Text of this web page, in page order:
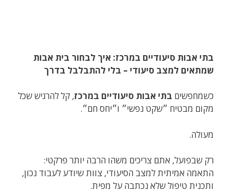
בתי אבות סיעודיים במרכז: איך לבחור בית אבות
שמתאים למצב סיעודי – בלי להתבלבל בדרך
כשמחפשים בתי אבות סיעודיים במרכז, קל להרגיש שכל
מקום מבטיח ״שקט נפשי״ ו״יחס חם״.
מעולה.
רק שבפועל, אתם צריכים משהו הרבה יותר פרקטי:
התאמה אמיתית למצב הסיעודי, צוות שיודע לעבוד נכון,
ותכנית טיפול שלא נכתבה על מפית.